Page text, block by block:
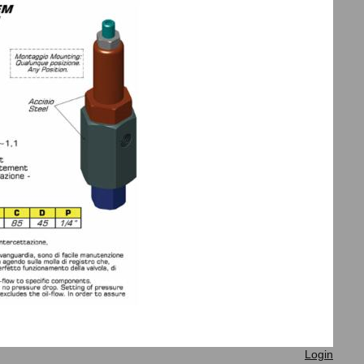
Login